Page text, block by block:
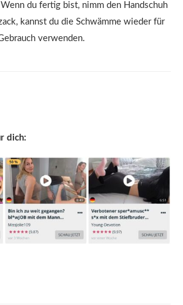
du fertig bist, nimm den Handschuh
kannst du die Schwämme wieder für
verwenden.
dich: